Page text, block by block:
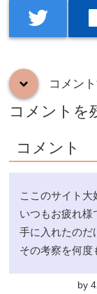
twitter
down コメン
コメントを
コメント
ここのサイト
いつもお疲れ様
手に入れたのだ
その考察を何度
by